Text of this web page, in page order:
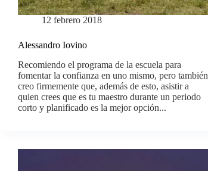
12 febrero 2018
Alessandro Iovino
Recomiendo el programa de la escuela para
fomentar la confianza en uno mismo, pero también
creo firmemente que, además de esto, asistir a
quien crees que es tu maestro durante un periodo
corto y planificado es la mejor opción...